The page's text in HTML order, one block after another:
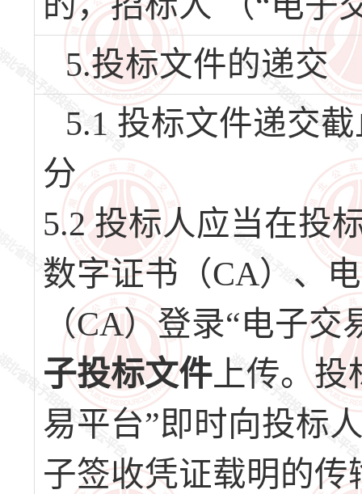
5.投标文件的递交
5.1 投标文件递交
分
5.2 投标人应当在投
数字证书（CA）、
（CA）登录“电子
子投标文件 上传。
易平台”即时向投标
子签收凭证载明的